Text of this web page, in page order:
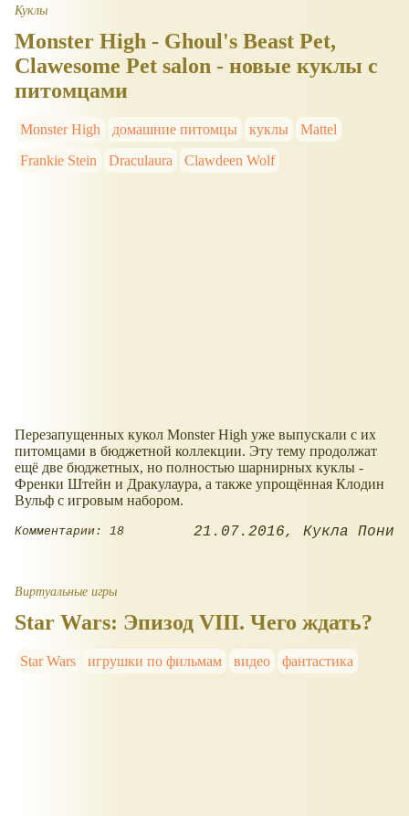
Куклы
Monster High - Ghoul's Beast Pet,
Clawesome Pet salon - новые куклы с
питомцами
Monster High домашние питомцы куклы
Mattel
Frankie Stein
Draculaura Clawdeen Wolf
Перезапущенных кукол Monster High уже выпускали с их
питомцами в бюджетной коллекции. Эту тему продолжат
ещё две бюджетных, но полностью шарнирных куклы -
Френки Штейн и Дракулаура, а также упрощённая Клодин
Вульф с игровым набором.
Комментарии: 18 21.07.2016 Кукла Пони
Виртуальные игры
Star Wars: Эпизод VIII. Чего ждать?
Star Wars игрушки по фильмам видео фантастика